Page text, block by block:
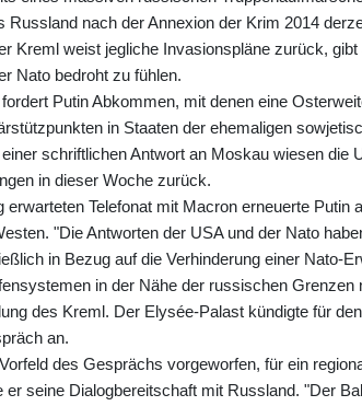
Russland nach der Annexion der Krim 2014
Kreml weist jegliche Invasionspläne zurück, gibt
Nato bedroht zu fühlen.
Putin Abkommen, mit denen eine
in Staaten der ehemaligen
schriftlichen Antwort an Moskau wiesen die
in dieser Woche zurück.
erwarteten Telefonat mit Macron erneuerte Putin
"Die Antworten der USA und der Nato
in Bezug auf die Verhinderung einer Nato-
in der Nähe der russischen Grenzen
des Kreml. Der Elysée-Palast kündigte für
an.
des Gesprächs vorgeworfen, für ein
seine Dialogbereitschaft mit Russland. "Der